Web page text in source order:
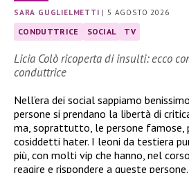
SARA GUGLIELMETTI | 5 AGOSTO 2026
CONDUTTRICE SOCIAL TV
Licia Colò ricoperta di insulti: ecco
conduttrice
Nell’era dei social sappiamo
persone si prendano la libertà di
ma, soprattutto, le persone famose,
cosiddetti hater. I leoni da testiera
più, con molti vip che hanno, nel
reagire e rispondere a queste